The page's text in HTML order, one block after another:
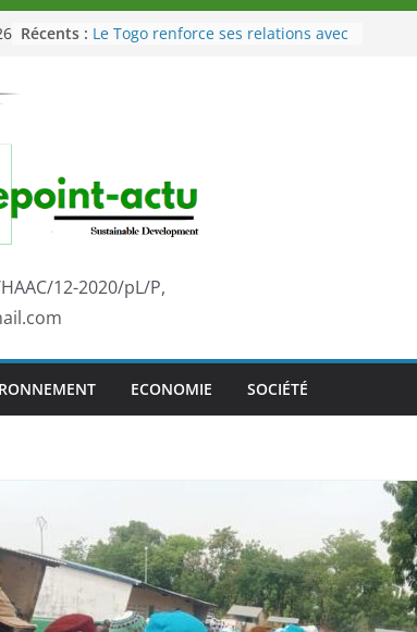
Récents : Le Togo renforce ses relations avec
marque de confiance au Togo sur
la scène internationale au-delà des
performances de ses athlètes
développement?
12-2020/pL/P,
ECONOMIE SOCIÉTÉ